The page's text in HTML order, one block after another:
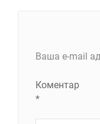
Ваша e-mail
Коментар
*